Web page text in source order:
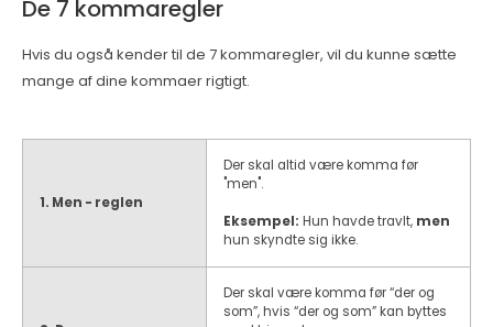
De 7 kommaregler
Hvis du også kender til de 7 kommaregler, vil du kunne sætte
mange af dine kommaer rigtigt.
1. Men - reglen
Der skal altid være komma før
"men".
Eksempel: Hun havde travlt, men
hun skyndte sig ikke.
Der skal være komma før “der og
som”, hvis “der og som” kan byttes